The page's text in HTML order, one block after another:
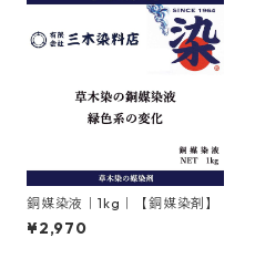
銅媒染液｜1kg｜【銅媒染剤】
¥2,970